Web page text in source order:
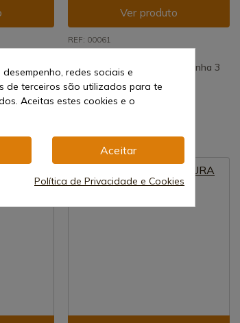
CATALÃ 1
Ver produto
REF: 00061
Tesoura de bordado de cegonha 3
Claveles
Envio de 7-15 dias
redes sociais e
de terceiros são utilizados para te
Aceitas estes cookies e o
Aceitar
Política de Privacidade e Cookies